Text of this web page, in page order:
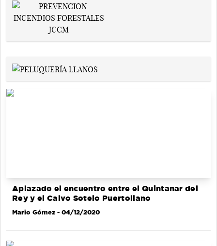
Aplazado el encuentro entre el Quintanar del
Rey y el Calvo Sotelo Puertollano
Mario Gómez - 04/12/2020